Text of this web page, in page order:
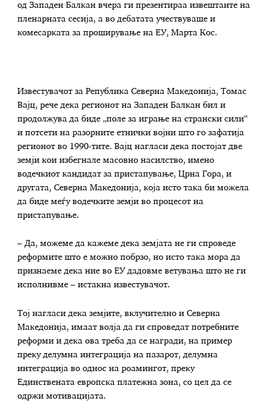
од Западен Балкан вчера ги презентираа извештаите на
пленарната сесија, а во дебатата учествуваше и
комесарката за проширување на ЕУ, Марта Кос.
Известувачот за Република Северна Македонија, Томас
Вајц, рече дека регионот на Западен Балкан бил и
продолжува да биде „поле за играње на странски сили“
и потсети на разорните етнички војни што го зафатија
регионот во 1990-тите. Вајц нагласи дека постојат две
земји кои избегнале масовно насилство, имено
водечкиот кандидат за пристапување, Црна Гора, и
другата, Северна Македонија, која исто така би можела
да биде меѓу водечките земји во процесот на
пристапување.
– Да, можеме да кажеме дека земјата не ги спроведе
реформите што е можно побрзо, но исто така мора да
признаеме дека ние во ЕУ дадовме ветувања што не ги
исполнивме – истакна известувачот.
Тој нагласи дека земјите, вклучително и Северна
Македонија, имаат волја да ги спроведат потребните
реформи и дека ова треба да се награди, на пример
преку делумна интеграција на пазарот, делумна
интеграција во однос на роамингот, преку
Единствената европска платежна зона, со цел да се
одржи мотивацијата.